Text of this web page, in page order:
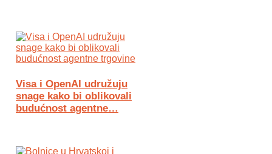
Visa i OpenAI udružuju
snage kako bi oblikovali
budućnost agentne…